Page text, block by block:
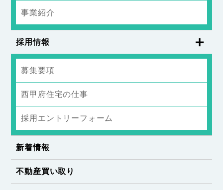
事業紹介
採用情報
募集要項
西甲府住宅の仕事
採用エントリーフォーム
新着情報
不動産買い取り